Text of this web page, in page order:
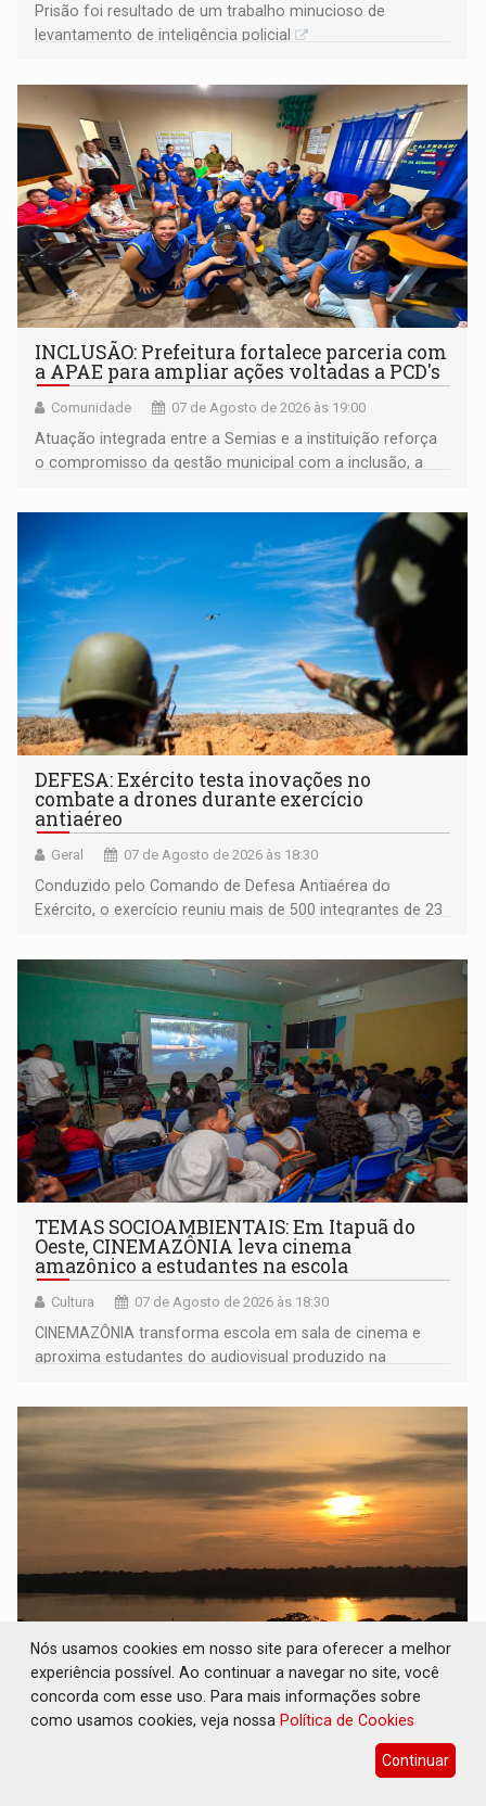
Prisão foi resultado de um trabalho minucioso de
levantamento de inteligência policial
INCLUSÃO: Prefeitura fortalece parceria com
a APAE para ampliar ações voltadas a PCD's
Comunidade 07 de Agosto de 2026 às 19:00
Atuação integrada entre a Semias e a instituição reforça
o compromisso da gestão municipal com a inclusão, a
DEFESA: Exército testa inovações no
combate a drones durante exercício
antiaéreo
Geral 07 de Agosto de 2026 às 18:30
Conduzido pelo Comando de Defesa Antiaérea do
Exército, o exercício reuniu mais de 500 integrantes de 23
TEMAS SOCIOAMBIENTAIS: Em Itapuã do
Oeste, CINEMAZÔNIA leva cinema
amazônico a estudantes na escola
Cultura 07 de Agosto de 2026 às 18:30
CINEMAZÔNIA transforma escola em sala de cinema e
aproxima estudantes do audiovisual produzido na
PREVISÃO: Interior de Rondônia terá sábado
(8) de calor intenso e tempo firme
Geral 07 de Agosto de 2026 às 17:54
As máximas chegam aos 37 ºC na capital e em diversos
Nós usamos cookies em nosso site para oferecer a melhor
experiência possível. Ao continuar a navegar no site, você
concorda com esse uso. Para mais informações sobre
como usamos cookies, veja nossa Política de Cookies
Continuar